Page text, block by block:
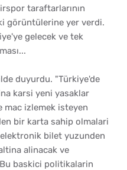
taraftarlarının
görüntülerine yer verdi.
gelecek ve tek
duyurdu. "Türkiye'de
karsi yeni yasaklar
izlemek isteyen
bir karta sahip olmalari
bilet yuzunden
alinacak ve
baskici politikalarin